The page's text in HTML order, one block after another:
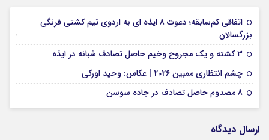
اتفاقی کم‌سابقه؛ دعوت 8 ایذه ای به اردوی تیم کشتی فرنگی
بزرگسالان
09 جولای 2026
۳ کشته و یک مجروح وخیم حاصل تصادف شبانه در ایذه
چشم انتظاری ممبین 2026 | عکاس: وحید اورکی
8 مصدوم حاصل تصادف در جاده سوسن
ارسال دیدگاه